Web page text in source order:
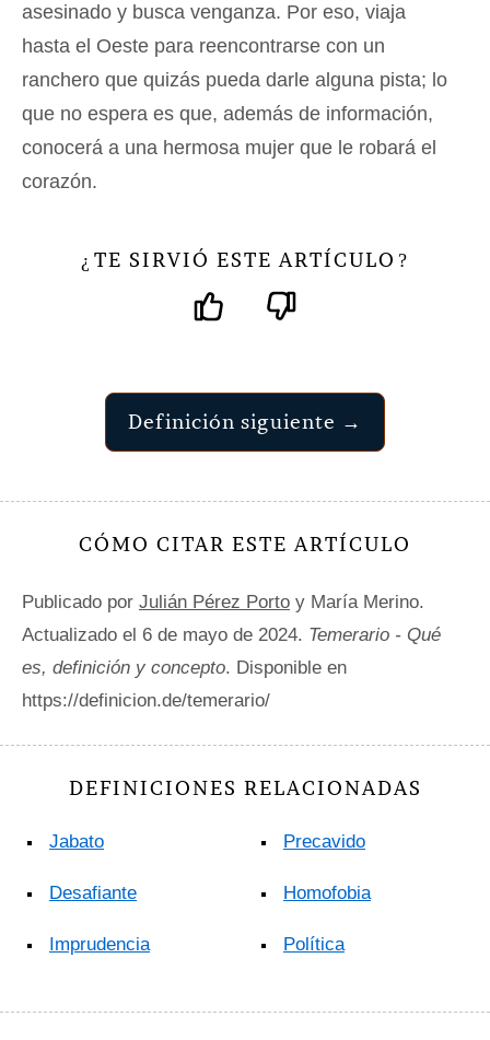
asesinado y busca venganza. Por eso, viaja
hasta el Oeste para reencontrarse con un
ranchero que quizás pueda darle alguna pista; lo
que no espera es que, además de información,
conocerá a una hermosa mujer que le robará el
corazón.
¿ TE SIRVIÓ ESTE ARTÍCULO ?
Definición siguiente →
CÓMO CITAR ESTE ARTÍCULO
Publicado por Julián Pérez Porto y María Merino.
Actualizado el 6 de mayo de 2024. Temerario - Qué
es, definición y concepto. Disponible en
https://definicion.de/temerario/
DEFINICIONES RELACIONADAS
Jabato
Desafiante
Imprudencia
Precavido
Homofobia
Política